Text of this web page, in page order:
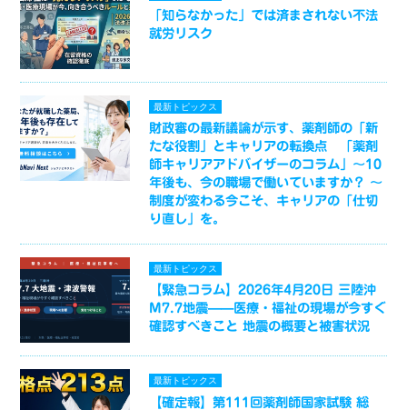
「知らなかった」では済まされない不法
就労リスク
最新トピックス
財政審の最新議論が示す、薬剤師の「新
たな役割」とキャリアの転換点 「薬剤
師キャリアアドバイザーのコラム」～10
年後も、今の職場で働いていますか？ ～
制度が変わる今こそ、キャリアの「仕切
り直し」を。
最新トピックス
【緊急コラム】2026年4月20日 三陸沖
M7.7地震——医療・福祉の現場が今すぐ
確認すべきこと 地震の概要と被害状況
最新トピックス
【確定報】第111回薬剤師国家試験 総